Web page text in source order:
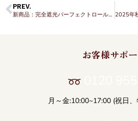
PREV.
新商品：完全遮光パーフェクトロールスクリーン
お客様サポ
月～金:10:00~17:00 (祝日